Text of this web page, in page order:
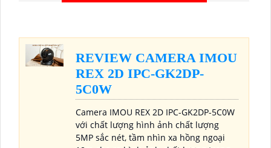
REVIEW CAMERA IMOU
REX 2D IPC-GK2DP-
5C0W
Camera IMOU REX 2D IPC-GK2DP-5C0W
với chất lượng hình ảnh chất lượng
5MP sắc nét, tầm nhìn xa hồng ngoại